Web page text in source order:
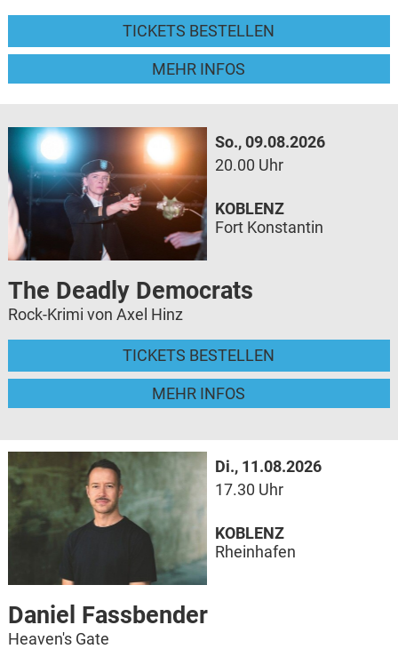
TICKETS BESTELLEN
MEHR INFOS
So., 09.08.2026
20.00 Uhr
The Deadly Democrats
Rock-Krimi von Axel Hinz
TICKETS BESTELLEN
MEHR INFOS
KOBLENZ
Fort Konstantin
Di., 11.08.2026
17.30 Uhr
Daniel Fassbender
Heaven's Gate
KOBLENZ
Rheinhafen